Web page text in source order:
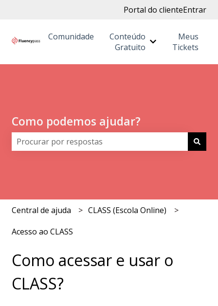
Portal do clienteEntrar
Comunidade
Conteúdo
Gratuito
Mostrar
Meus
Tickets
Como podemos ajudar?
Central de ajuda CLASS (Escola Online)
Acesso ao CLASS
Como acessar e usar o
CLASS?